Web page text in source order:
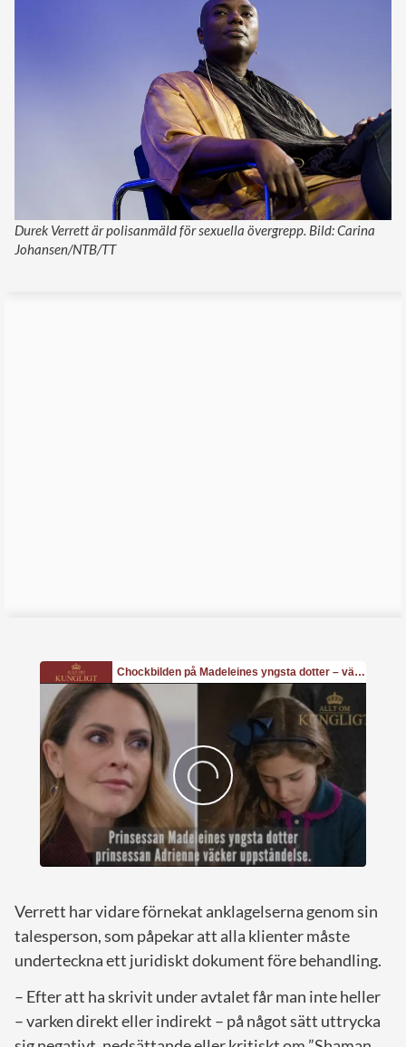
Durek Verrett är polisanmäld för sexuella övergrepp. Bild: Carina
Johansen/NTB/TT
Verrett har vidare förnekat anklagelserna genom sin
talesperson, som påpekar att alla klienter måste
underteckna ett juridiskt dokument före behandling.
– Efter att ha skrivit under avtalet får man inte heller
– varken direkt eller indirekt – på något sätt uttrycka